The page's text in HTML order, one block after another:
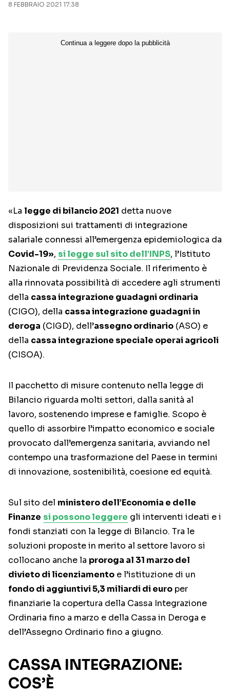
8 FEBBRAIO 2021 17:38
«La legge di bilancio 2021 detta nuove
disposizioni sui trattamenti di integrazione
salariale connessi all’emergenza epidemiologica da
Covid-19», si legge sul sito dell’INPS, l’Istituto
Nazionale di Previdenza Sociale. Il riferimento è
alla rinnovata possibilità di accedere agli strumenti
della cassa integrazione guadagni ordinaria
(CIGO), della cassa integrazione guadagni in
deroga (CIGD), dell’assegno ordinario (ASO) e
della cassa integrazione speciale operai agricoli
(CISOA).
Il pacchetto di misure contenuto nella legge di
Bilancio riguarda molti settori, dalla sanità al
lavoro, sostenendo imprese e famiglie. Scopo è
quello di assorbire l’impatto economico e sociale
provocato dall’emergenza sanitaria, avviando nel
contempo una trasformazione del Paese in termini
di innovazione, sostenibilità, coesione ed equità.
Sul sito del ministero dell’Economia e delle
Finanze si possono leggere gli interventi ideati e i
fondi stanziati con la legge di Bilancio. Tra le
soluzioni proposte in merito al settore lavoro si
collocano anche la proroga al 31 marzo del
divieto di licenziamento e l’istituzione di un
fondo di aggiuntivi 5,3 miliardi di euro per
finanziarie la copertura della Cassa Integrazione
Ordinaria fino a marzo e della Cassa in Deroga e
dell’Assegno Ordinario fino a giugno.
CASSA INTEGRAZIONE:
COS’È